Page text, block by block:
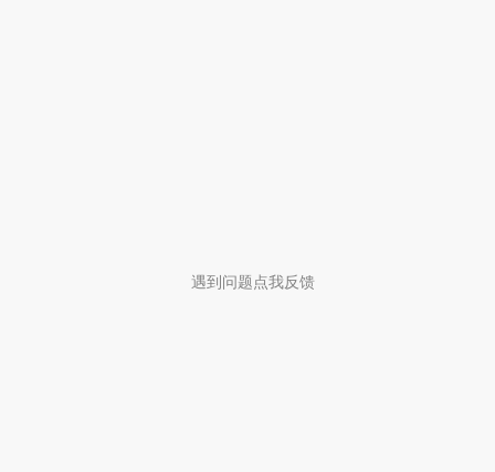
遇到问题点我反馈